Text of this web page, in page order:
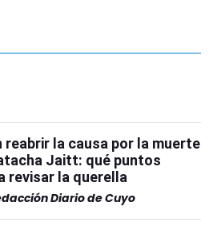
reabrir la causa por la muerte
Jaitt: qué puntos
revisar la querella
Diario de Cuyo